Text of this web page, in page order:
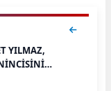
YILMAZ,